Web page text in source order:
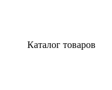
Каталог товаров